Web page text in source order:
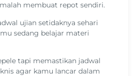
membuat repot sendiri.
ujian setidaknya sehari
sedang belajar materi
tapi memastikan jadwal
agar kamu lancar dalam